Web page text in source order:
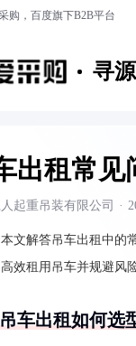
购，百度旗下B2B平台
寻
出租常见
起重吊装有限公司 ·
本文解答吊车出租中的
效租用吊车并规避风险
车出租如何选